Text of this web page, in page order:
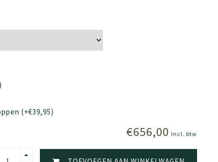
(+€39,95)
€656,00 Incl. btw